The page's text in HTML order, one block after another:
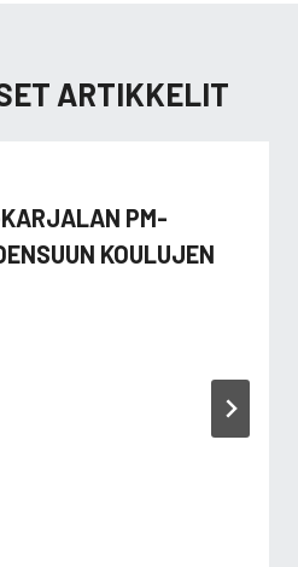
ARTIKKELIT
PM-
KOULUJEN